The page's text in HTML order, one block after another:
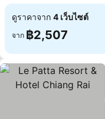
ดูราคาจาก 4 เว็บไซต์
จาก ฿2,507